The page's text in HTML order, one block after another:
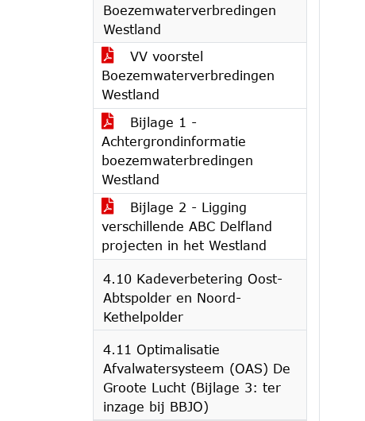
Boezemwaterverbredingen
Westland
VV voorstel
Boezemwaterverbredingen
Westland
Bijlage 1 -
Achtergrondinformatie
boezemwaterbredingen
Westland
Bijlage 2 - Ligging
verschillende ABC Delfland
projecten in het Westland
4.10 Kadeverbetering Oost-
Abtspolder en Noord-
Kethelpolder
4.11 Optimalisatie
Afvalwatersysteem (OAS) De
Groote Lucht (Bijlage 3: ter
inzage bij BBJO)